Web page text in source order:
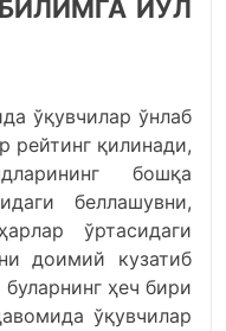
ЙЎЛ
ўқувчилар ўнлаб
рейтинг қилинади,
бошқа
беллашувни,
ўртасидаги
доимий кузатиб
ҳеч бири
ўқувчилар